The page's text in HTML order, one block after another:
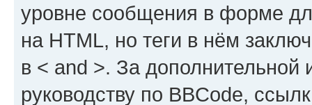
уровне сообщения в форме
на HTML, но теги в нём
в < and >. За
руководству по BBCode,